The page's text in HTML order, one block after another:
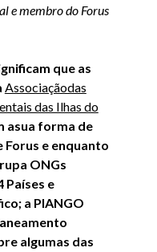
e membro do Forus
que as
Associaçãodas
das Ilhas do
asua forma de
e enquanto
ONGs
Países e
a PIANGO
algumas das